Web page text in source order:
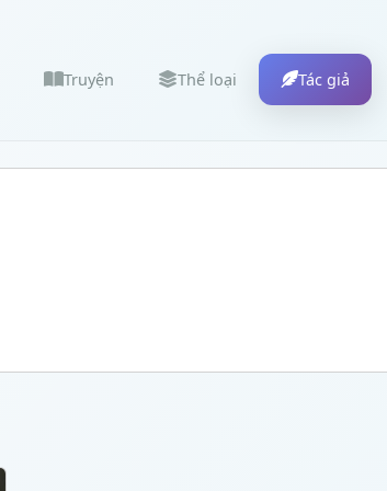
Truyện Thể loại Tác giả